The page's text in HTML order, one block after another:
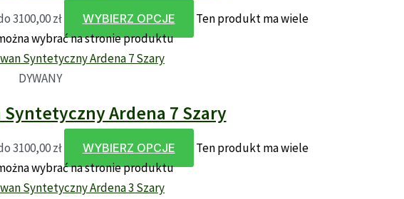
3100,00 zł WYBIERZ OPCJE
Ten produkt ma wiele
wybrać na stronie produktu
DYWANY
Ardena 7 Szary
3100,00 zł WYBIERZ OPCJE
Ten produkt ma wiele
wybrać na stronie produktu